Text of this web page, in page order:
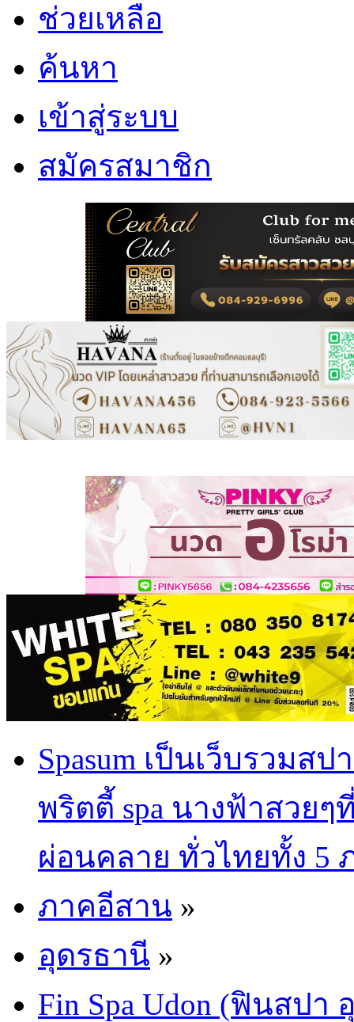
ช่วยเหลือ
ค้นหา
เข้าสู่ระบบ
สมัครสมาชิก
Spasum เป็นเว็บรวม
พริตตี้ spa นางฟ้าสวย
ผ่อนคลาย ทั่วไทยทั้ง 5
ภาคอีสาน »
อุดรธานี »
Fin Spa Udon (ฟินสปา